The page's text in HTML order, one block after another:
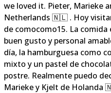
we loved it. Pieter, Marieke
Netherlands 🇳🇱 . Hoy
de comocomo15. La
buen gusto y personal
día, la hamburguesa como
mixto y un pastel de
postre. Realmente puedo
Marieke y Kjelt de Holanda